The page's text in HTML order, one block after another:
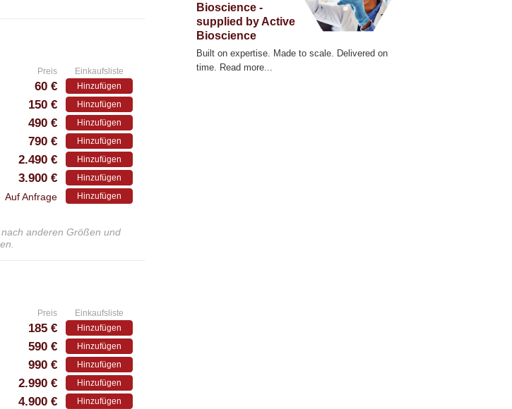
– EzScope 101 Live Cell Imaging System
Bioscience -
supplied by Active
Bioscience
Built on expertise. Made to scale. Delivered on
time. Read more...
Preis Einkaufsliste
60 € Hinzufügen
150 € Hinzufügen
490 € Hinzufügen
790 € Hinzufügen
2.490 € Hinzufügen
3.900 € Hinzufügen
Auf Anfrage Hinzufügen
anderen Größen und
Preis Einkaufsliste
185 € Hinzufügen
590 € Hinzufügen
990 € Hinzufügen
2.990 € Hinzufügen
4.900 € Hinzufügen